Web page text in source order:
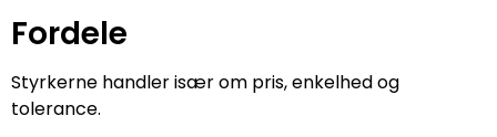
Fordele
Styrkerne handler især om pris, enkelhed og
tolerance.